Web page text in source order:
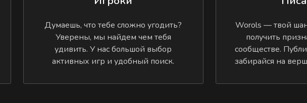
Думаешь, что тебе сложно угодить?
Уверены, мы найдем чем тебя
удивить. У нас большой выбор
активных игр и удобный поиск.
Worols — твой
получить
сообществе.
забирайся на